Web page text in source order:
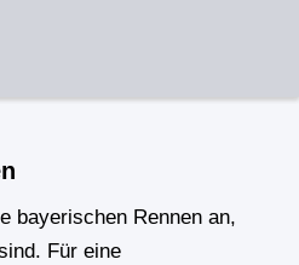
bayerischen Rennen an,
Für eine